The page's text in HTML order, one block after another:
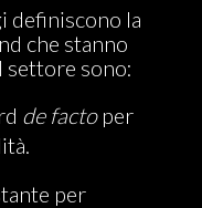
definiscono la
che stanno
settore sono:
de factoper
per